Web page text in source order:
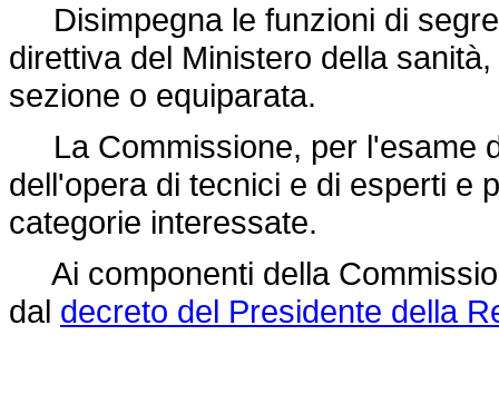
Disimpegna le funzioni di
direttiva del Ministero della
sezione o equiparata.
La Commissione, per l'esame
dell'opera di tecnici e di esperti e
categorie interessate.
Ai componenti della
dal decreto del Presidente della